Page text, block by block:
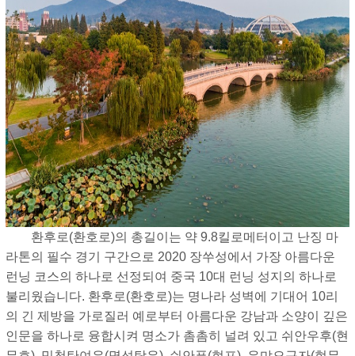
환후로(환호로)의 총길이는 약 9.8킬로메터이고 난징 마
라톤의 필수 경기 구간으로 2020 장쑤성에서 가장 아름다운
런닝 코스의 하나로 선정되여 중국 10대 런닝 성지의 하나로
불리웠습니다. 환후로(환호로)는 명나라 성벽에 기대어 10리
의 긴 제방을 가로질러 예로부터 아름다운 강남과 소양이 깊은
인문을 하나로 융합시켜 명소가 촘촘히 널려 있고 쉬안우후(현